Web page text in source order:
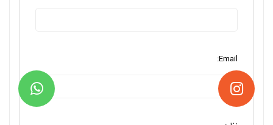
Email: